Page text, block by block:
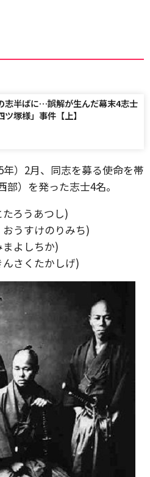
志半ばに…誤解が生んだ幕末4志士
ツ塚様」事件【上】
）2月、同志を募る使命を帯
）を発った志士4名。
ろうあつし)
おうすけのりみち)
まよしちか)
んさくたかしげ)